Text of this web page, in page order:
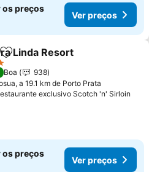
os preços
Ver preços
Adicionar aos favoritos
Linda Resort
Boa
938
a 19.1 km de Porto Prata
exclusivo Scotch 'n' Sirloin
os preços
Ver preços